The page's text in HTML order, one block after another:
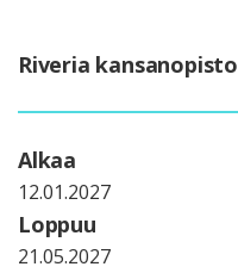
Riveria kansanopisto
Alkaa
12.01.2027
Loppuu
21.05.2027